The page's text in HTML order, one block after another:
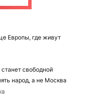
Европы, где живут
свободной
народ, а не Москва